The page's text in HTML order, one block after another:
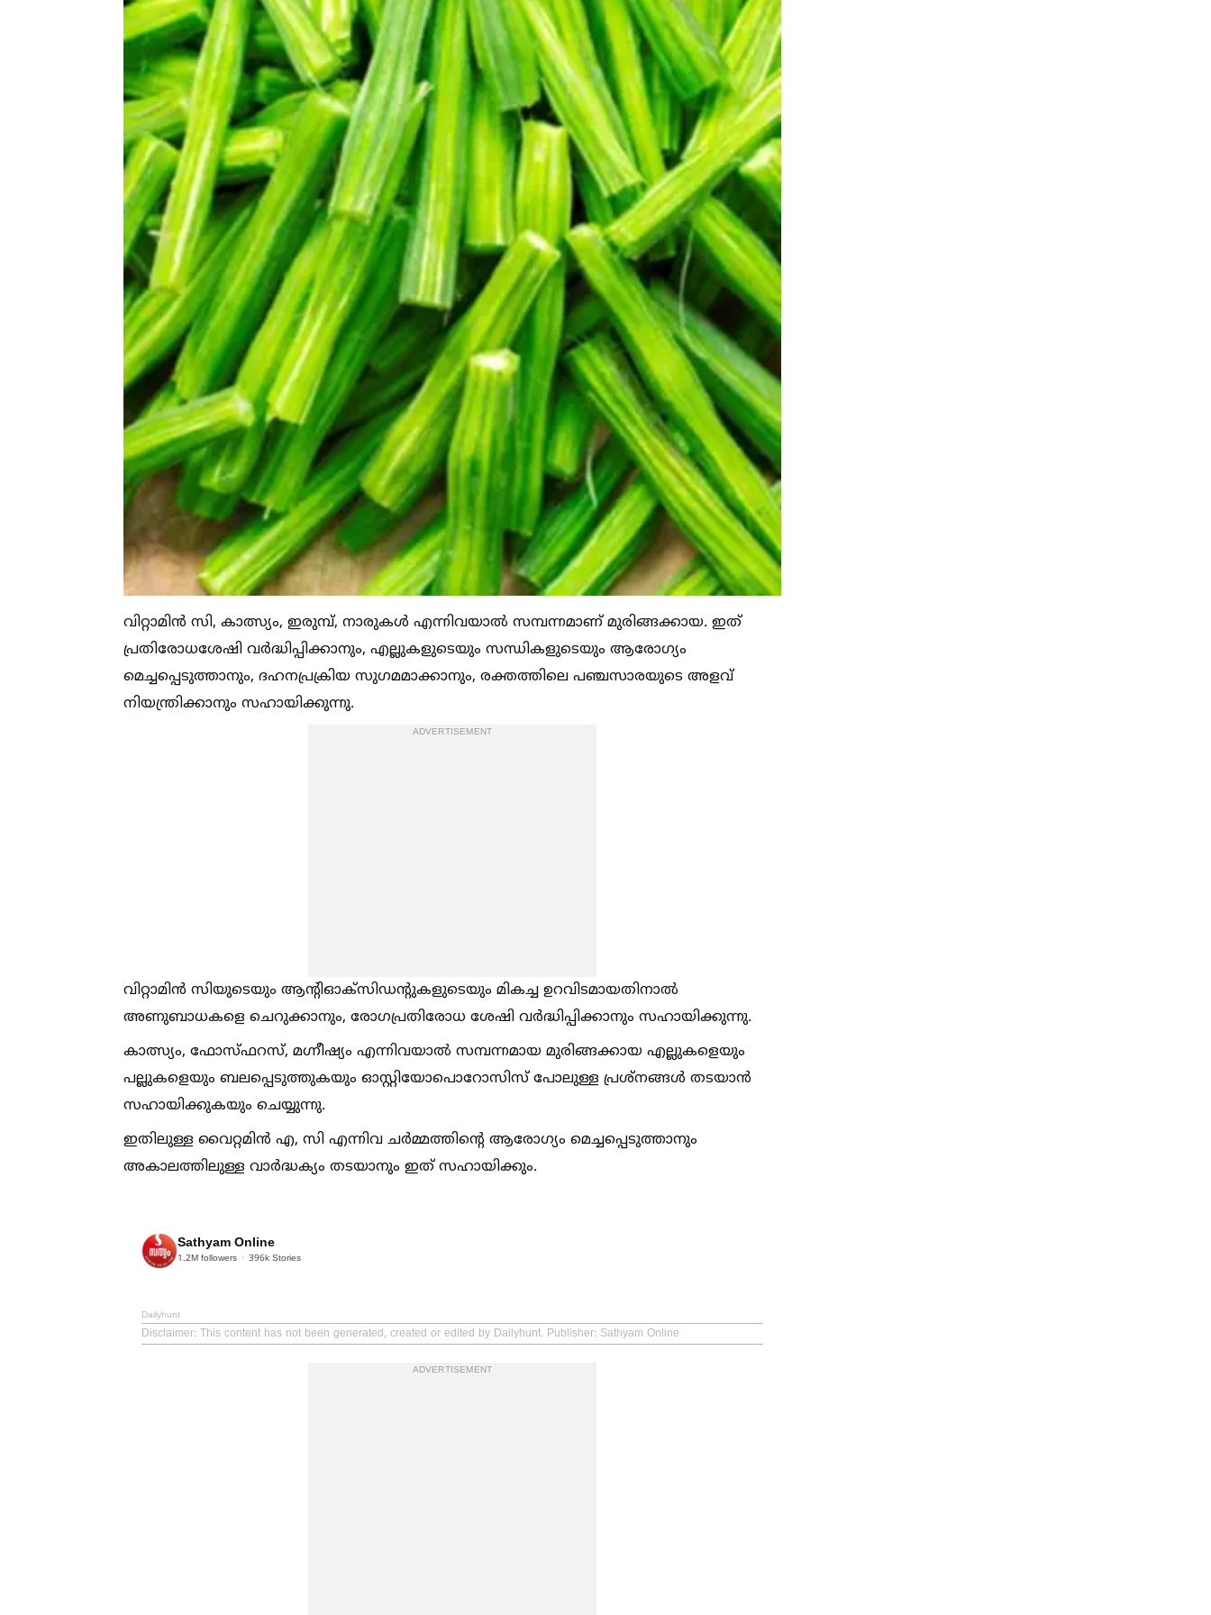
വിറ്റാമിൻ സി, കാത്സ്യം, ഇരുമ്പ്, നാരുകള്‍ എന്നിവയാല്‍ സമ്പന്നമാണ് മുരിങ്ങക്കായ. ഇത്
പ്രതിരോധശേഷി വർദ്ധിപ്പിക്കാനും, എല്ലുകളുടെയും സന്ധികളുടെയും ആരോഗ്യം
മെച്ചപ്പെടുത്താനും, ദഹനപ്രക്രിയ സുഗമമാക്കാനും, രക്തത്തിലെ പഞ്ചസാരയുടെ അളവ്
നിയന്ത്രിക്കാനും സഹായിക്കുന്നു.
ADVERTISEMENT
വിറ്റാമിൻ സിയുടെയും ആന്റിഓക്‌സിഡന്റുകളുടെയും മികച്ച ഉറവിടമായതിനാല്‍
അണുബാധകളെ ചെറുക്കാനും, രോഗപ്രതിരോധ ശേഷി വർദ്ധിപ്പിക്കാനും സഹായിക്കുന്നു.
കാത്സ്യം, ഫോസ്ഫറസ്, മഗ്നീഷ്യം എന്നിവയാല്‍ സമ്പന്നമായ മുരിങ്ങക്കായ എല്ലുകളെയും
പല്ലുകളെയും ബലപ്പെടുത്തുകയും ഓസ്റ്റിയോപൊറോസിസ് പോലുള്ള പ്രശ്നങ്ങള്‍ തടയാൻ
സഹായിക്കുകയും ചെയ്യുന്നു.
ഇതിലുള്ള വൈറ്റമിൻ എ, സി എന്നിവ ചർമ്മത്തിന്റെ ആരോഗ്യം മെച്ചപ്പെടുത്താനും
അകാലത്തിലുള്ള വാർദ്ധക്യം തടയാനും ഇത് സഹായിക്കും.
Sathyam Online
1.2M followers 396k Stories
Dailyhunt
Disclaimer: This content has not been generated, created or edited by Dailyhunt. Publisher: Sathyam Online
ADVERTISEMENT